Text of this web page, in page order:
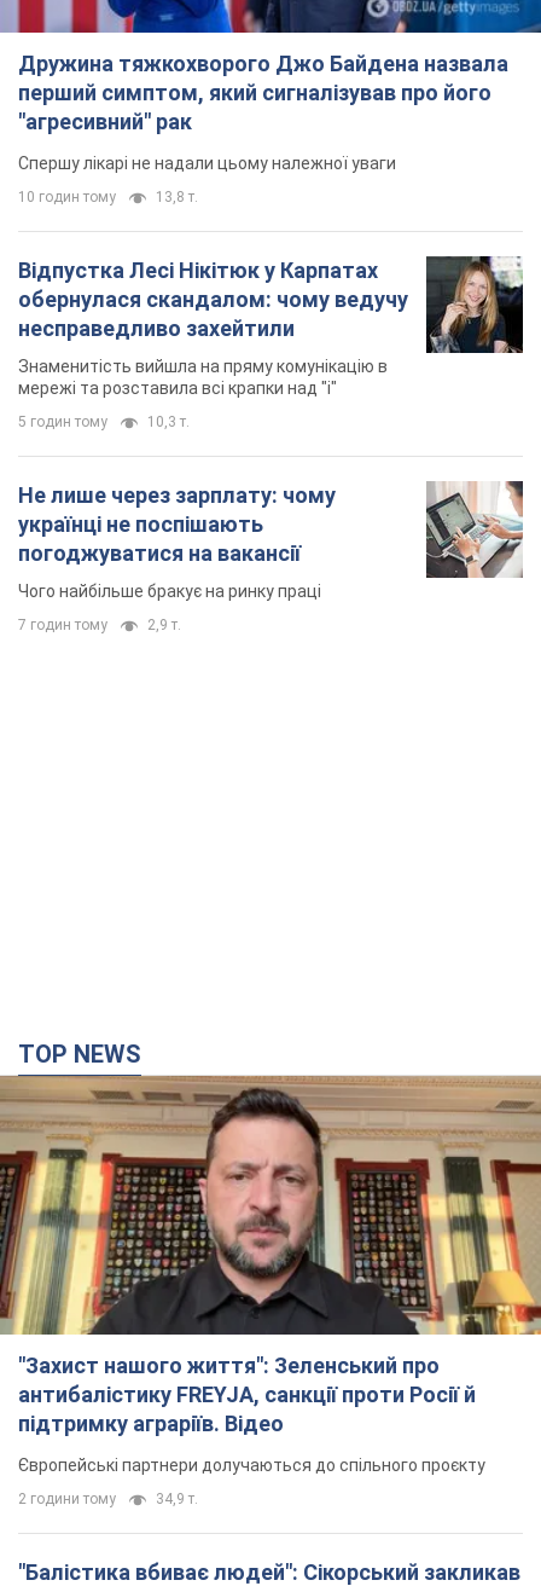
Не лише через зарплату: чому
українці не поспішають
погоджуватися на вакансії
Чого найбільше бракує на ринку праці
7 годин тому 2,9 т.
TOP NEWS
2 години тому
"Балістика вбиває людей": Сікорський закликав
обговорити перехоплення ворожих ракет над
Україною
Глава МЗС Польщі закликав до збиття російських ракет над
Україною
3 години тому 6,9 т.
"Мама мене вчила, що зневіра це зло": у містах
України 22-й день поспіль тривають масові
мітинги за повернення Федорова. Фото і відео
У різних регіонах країни люди й надалі виходять на акції
18 хвилин тому 615